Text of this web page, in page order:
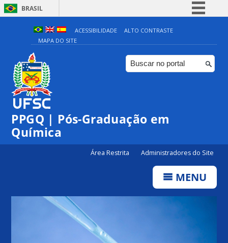
BRASIL
Simplifique!
Comunica BR
Participe
ACESSIBILIDADE
ALTO CONTRASTE
MAPA DO SITE
PPGQ | Pós-Graduação em
Química
Área Restrita Administradores do Site
MENU